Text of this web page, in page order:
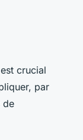
crucial
par
de